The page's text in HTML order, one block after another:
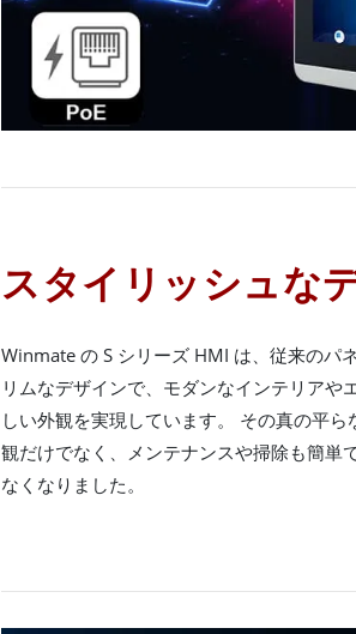
スタイリッシュな
Winmate の S シリーズ HMI は、従来のパ
リムなデザインで、モダンなインテリアや
しい外観を実現しています。 その真の平
観だけでなく、メンテナンスや掃除も簡単
なくなりました。